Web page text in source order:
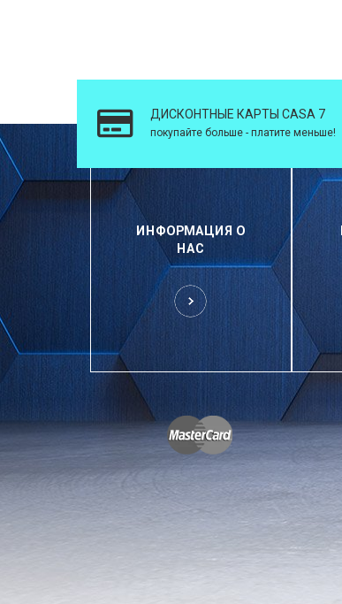
ДИСКОНТНЫЕ КАРТЫ CASA 7
покупайте больше - платите меньше!
ИНФОРМАЦИЯ О
НАС